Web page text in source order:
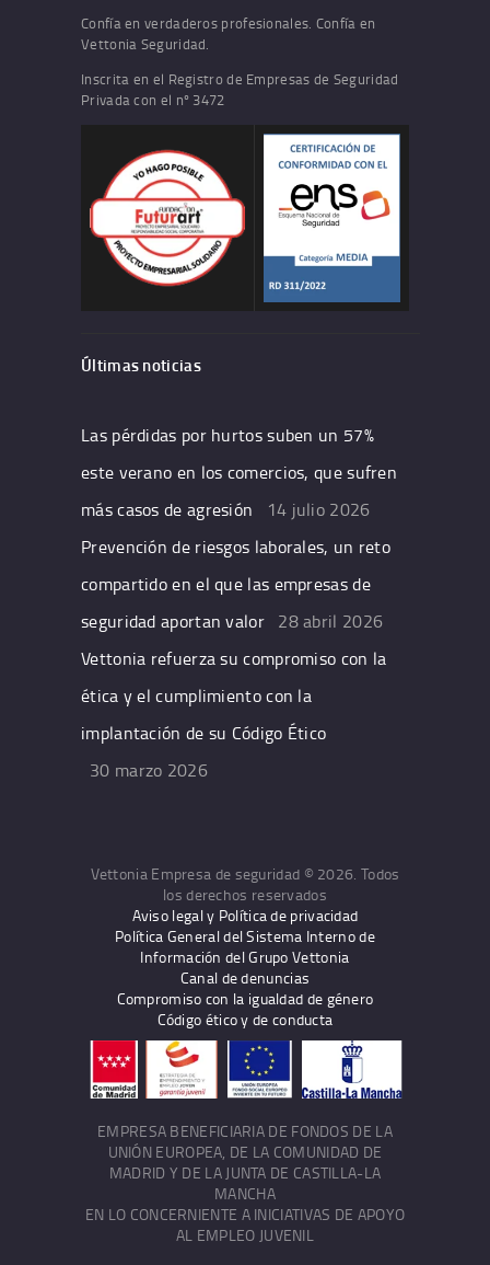
Confía en verdaderos profesionales. Confía en
Vettonia Seguridad.
Inscrita en el Registro de Empresas de Seguridad
Privada con el nº 3472
Últimas noticias
Las pérdidas por hurtos suben un 57%
este verano en los comercios, que sufren
más casos de agresión
14 julio 2026
Prevención de riesgos laborales, un reto
compartido en el que las empresas de
seguridad aportan valor 28 abril 2026
Vettonia refuerza su compromiso con la
ética y el cumplimiento con la
implantación de su Código Ético
30 marzo 2026
Vettonia Empresa de seguridad © 2026. Todos
los derechos reservados
Aviso legal y Política de privacidad
Política General del Sistema Interno de
Información del Grupo Vettonia
Canal de denuncias
Compromiso con la igualdad de género
Código ético y de conducta
EMPRESA BENEFICIARIA DE FONDOS DE LA
UNIÓN EUROPEA, DE LA COMUNIDAD DE
MADRID Y DE LA JUNTA DE CASTILLA-LA
MANCHA
EN LO CONCERNIENTE A INICIATIVAS DE APOYO
AL EMPLEO JUVENIL